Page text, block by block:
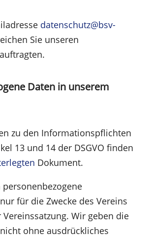
datenschutz@bsv-
Sie unseren
Daten in unserem
zu den Informationspflichten
13 und 14 der DSGVO finden
Dokument.
für die Zwecke des Vereins
Wir geben die
ohne ausdrückliches